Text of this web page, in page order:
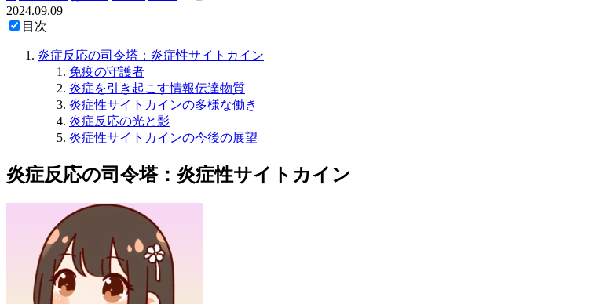
2024.09.09
目次
炎症反応の司令塔：炎症性サイトカイン
免疫の守護者
炎症を引き起こす情報伝達物質
炎症性サイトカインの多様な働き
炎症反応の光と影
炎症性サイトカインの今後の展望
炎症反応の司令塔：炎症性サイトカイン